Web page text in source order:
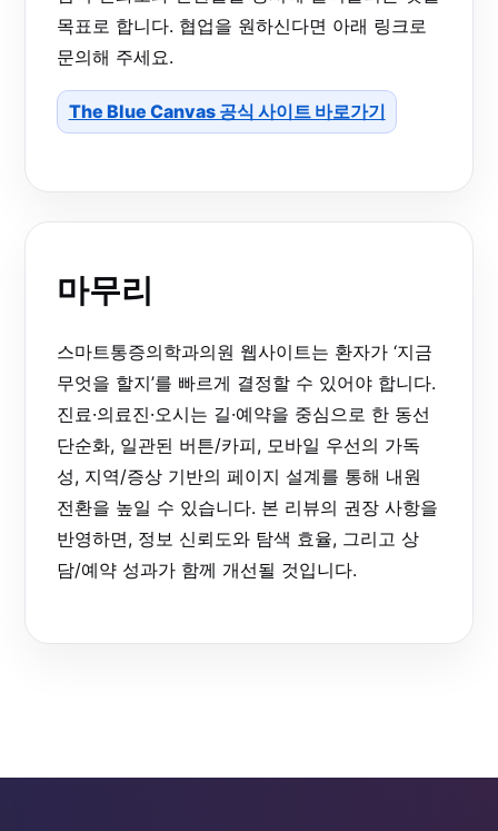
목표로 합니다. 협업을 원하신다면 아래 링크로
문의해 주세요.
The Blue Canvas 공식 사이트 바로가기
마무리
스마트통증의학과의원 웹사이트는 환자가 ‘지금
무엇을 할지’를 빠르게 결정할 수 있어야 합니다.
진료·의료진·오시는 길·예약을 중심으로 한 동선
단순화, 일관된 버튼/카피, 모바일 우선의 가독
성, 지역/증상 기반의 페이지 설계를 통해 내원
전환을 높일 수 있습니다. 본 리뷰의 권장 사항을
반영하면, 정보 신뢰도와 탐색 효율, 그리고 상
담/예약 성과가 함께 개선될 것입니다.